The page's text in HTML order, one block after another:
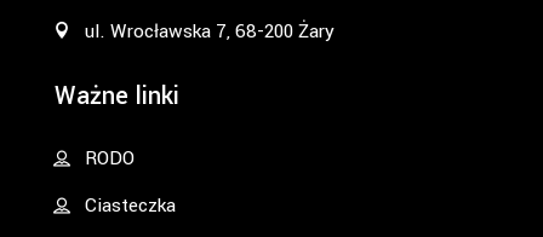
ul. Wrocławska 7, 68-200 Żary
Ważne linki
RODO
Ciasteczka